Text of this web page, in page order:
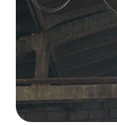
Описание
2 тонны